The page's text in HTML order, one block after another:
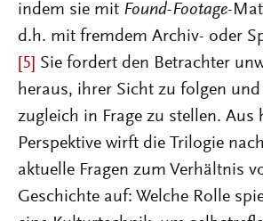
indem sie mit Found-Footage-
d.h. mit fremdem Archiv- oder
[5] Sie fordert den Betrachter
heraus, ihrer Sicht zu folgen und
zugleich in Frage zu stellen. Aus
Perspektive wirft die Trilogie
aktuelle Fragen zum Verhältnis
Geschichte auf: Welche Rolle